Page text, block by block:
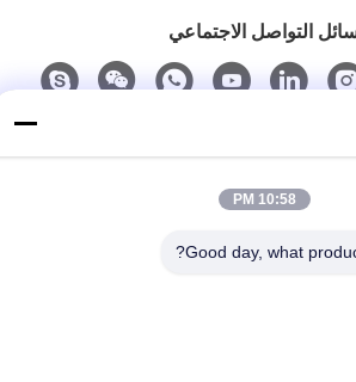
التواصل الاجتماعي
10:58 PM
Good day, what